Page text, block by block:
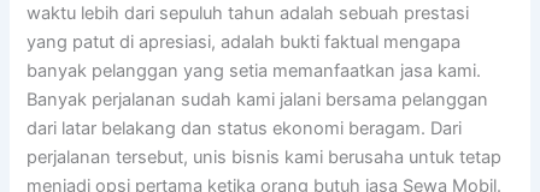
waktu lebih dari sepuluh tahun adalah sebuah prestasi
yang patut di apresiasi, adalah bukti faktual mengapa
banyak pelanggan yang setia memanfaatkan jasa kami.
Banyak perjalanan sudah kami jalani bersama pelanggan
dari latar belakang dan status ekonomi beragam. Dari
perjalanan tersebut, unis bisnis kami berusaha untuk tetap
menjadi opsi pertama ketika orang butuh jasa Sewa Mobil.